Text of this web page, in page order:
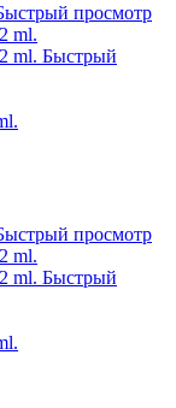
просмотр
Быстрый
просмотр
Быстрый